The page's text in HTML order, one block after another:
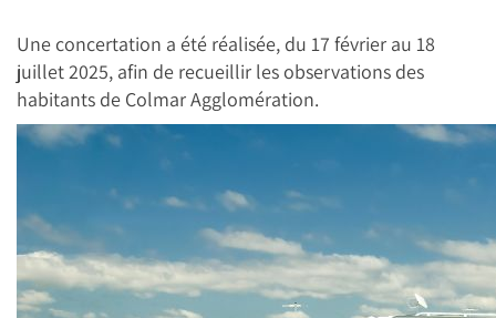
Une concertation a été réalisée, du 17 février au 18
juillet 2025, afin de recueillir les observations des
habitants de Colmar Agglomération.